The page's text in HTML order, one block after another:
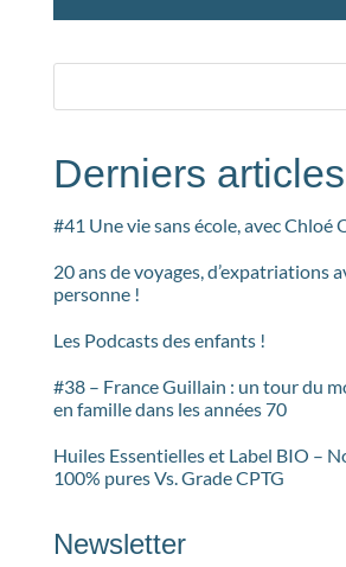
Derniers articles
#41 Une vie sans école, avec Chloé
20 ans de voyages, d’expatriations
personne !
Les Podcasts des enfants !
#38 – France Guillain : un tour du
en famille dans les années 70
Huiles Essentielles et Label BIO –
100% pures Vs. Grade CPTG
Newsletter